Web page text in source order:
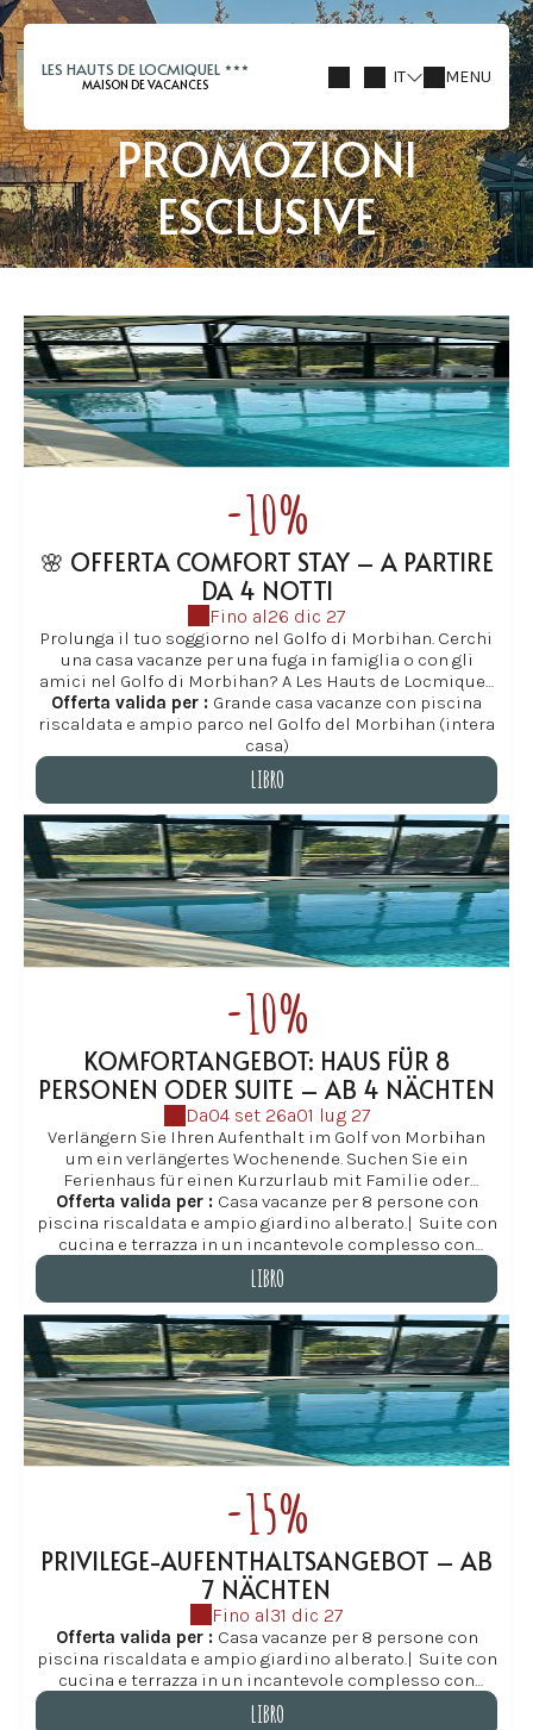
LES HAUTS DE LOCMIQUEL
MAISON DE VACANCES IT MENU
PROMOZIONI
ESCLUSIVE
-10%
🌸 OFFERTA COMFORT STAY – A PARTIRE
DA 4 NOTTI
Fino al26 dic 27
Prolunga il tuo soggiorno nel Golfo di Morbihan. Cerchi
una casa vacanze per una fuga in famiglia o con gli
amici nel Golfo di Morbihan? A Les Hauts de Locmiquel,
ti proponiamo un'offerta speciale a partire da 4 notti
(escluso agosto; sconto valido per soggiorni di 7 notti o
più) in un'ampia casa vacanze a Baden, ideale per
famiglie e gruppi di amici. Prolungando il tuo
soggiorno, potrai goderti appieno il giardino, la piscina
interna riscaldata (aperta da metà aprile a fine ottobre),
le spiagge e i sentieri costieri, il tutto in un ambiente
tranquillo e naturale. È il modo perfetto per trasformare
una breve vacanza in una vera e propria fuga nella
Bretagna meridionale. Les Hauts de Locmiquel ti
promette momenti di assoluta tranquillità.
Offerta valida per : Grande casa vacanze con piscina
riscaldata e ampio parco nel Golfo del Morbihan (intera
casa)
LIBRO
LIBRO
-10%
KOMFORTANGEBOT: HAUS FÜR 8
PERSONEN ODER SUITE – AB 4 NÄCHTEN
Da04 set 26a01 lug 27
Verlängern Sie Ihren Aufenthalt im Golf von Morbihan
um ein verlängertes Wochenende. Suchen Sie ein
Ferienhaus für einen Kurzurlaub mit Familie oder
Freunden im Golf von Morbihan? Les Hauts de
Locmiquel bietet Ihnen ein attraktives Angebot ab 4
Nächten (außer August; Rabatt ab 7 Nächten) in einem
geräumigen Ferienhaus in Baden, ideal für Familien und
Freundesgruppen. Verlängern Sie Ihren Aufenthalt und
genießen Sie das weitläufige Gelände, den beheizten
Innenpool (von Mitte April bis Ende Oktober), die
Strände und die Küstenwege inmitten einer ruhigen und
naturnahen Umgebung. So wird aus einem Kurzurlaub
ein unvergesslicher Urlaub in der Südbretagne. Les
Hauts de Locmiquel verspricht Ihnen Momente der
Ruhe und Entspannung.
Offerta valida per : Casa vacanze per 8 persone con
piscina riscaldata e ampio giardino alberato.| Suite con
cucina e terrazza in un incantevole complesso con
piscina riscaldata, vicino alla spiaggia.
LIBRO
LIBRO
-15%
PRIVILEGE-AUFENTHALTSANGEBOT – AB
7 NÄCHTEN
Fino al31 dic 27
Offerta valida per : Casa vacanze per 8 persone con
piscina riscaldata e ampio giardino alberato. | Suite con
cucina e terrazza in un incantevole complesso con
piscina riscaldata, vicino alla spiaggia.
LIBRO